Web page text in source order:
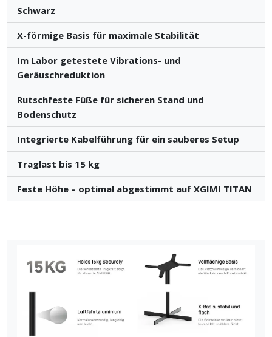
Schwarz
X-förmige Basis für maximale Stabilität
Im Labor getestete Vibrations- und
Geräuschreduktion
Rutschfeste Füße für sicheren Stand und
Bodenschutz
Integrierte Kabelführung für ein sauberes Setup
Traglast bis 15 kg
Feste Höhe – optimal abgestimmt auf XGIMI TITAN